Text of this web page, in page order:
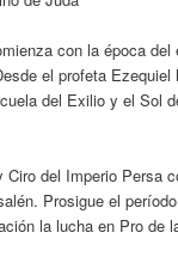
con la época
el profeta
del Exilio y el Sol
Ciro del Imperio Persa
Prosigue el
la lucha en Pro de